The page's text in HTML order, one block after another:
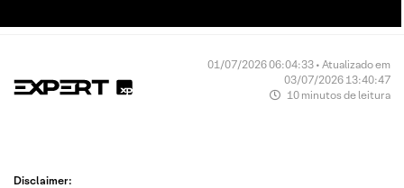
01/07/2026 06:04:33 • Atualizado em
03/07/2026 13:40:47
10 minutos de leitura
Disclaimer: